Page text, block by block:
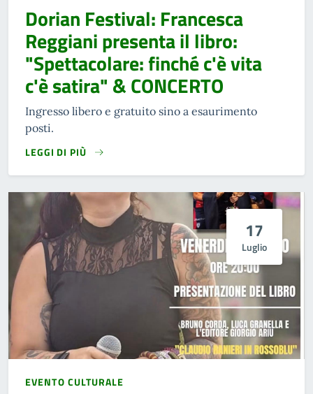
Dorian Festival: Francesca
Reggiani presenta il libro:
"Spettacolare: finché c'è vita
c'è satira" & CONCERTO
Ingresso libero e gratuito sino a esaurimento
posti.
LEGGI DI PIÙ
17
Luglio
EVENTO CULTURALE